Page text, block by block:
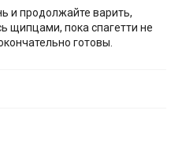
и продолжайте варить,
щипцами, пока спагетти не
готовы.